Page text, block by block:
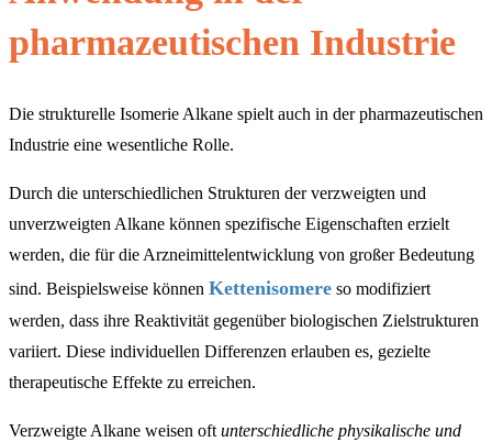
pharmazeutischen Industrie
Die strukturelle Isomerie Alkane spielt auch in der pharmazeutischen
Industrie eine wesentliche Rolle.
Durch die unterschiedlichen Strukturen der verzweigten und
unverzweigten Alkane können spezifische Eigenschaften erzielt
werden, die für die Arzneimittelentwicklung von großer Bedeutung
sind. Beispielsweise können Kettenisomere so modifiziert
werden, dass ihre Reaktivität gegenüber biologischen Zielstrukturen
variiert. Diese individuellen Differenzen erlauben es, gezielte
therapeutische Effekte zu erreichen.
Verzweigte Alkane weisen oft unterschiedliche physikalische und